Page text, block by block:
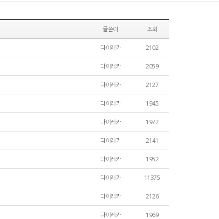
글쓴이 조회
다이레카 2102
다이레카 2059
다이레카 2127
다이레카 1945
다이레카 1972
다이레카 2141
다이레카 1952
다이레카 11375
다이레카 2126
다이레카 1969